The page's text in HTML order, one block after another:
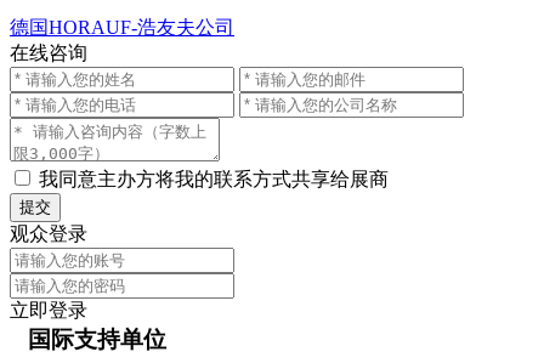
德国HORAUF-浩友夫公司
在线咨询
我同意主办方将我的联系方式共享给展商
提交
观众登录
立即登录
国际支持单位